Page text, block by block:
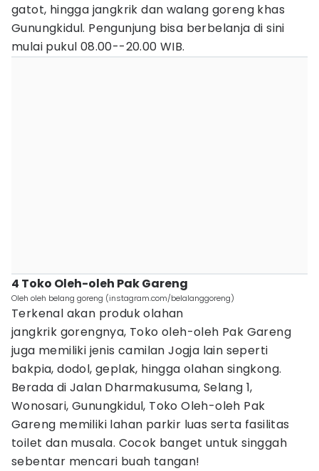
gatot, hingga jangkrik dan walang goreng khas
Gunungkidul. Pengunjung bisa berbelanja di sini
mulai pukul 08.00--20.00 WIB.
4 Toko Oleh-oleh Pak Gareng
Oleh oleh belang goreng (instagram.com/belalanggoreng)
Terkenal akan produk olahan
jangkrik gorengnya, Toko oleh-oleh Pak Gareng
juga memiliki jenis camilan Jogja lain seperti
bakpia, dodol, geplak, hingga olahan singkong.
Berada di Jalan Dharmakusuma, Selang 1,
Wonosari, Gunungkidul, Toko Oleh-oleh Pak
Gareng memiliki lahan parkir luas serta fasilitas
toilet dan musala. Cocok banget untuk singgah
sebentar mencari buah tangan!